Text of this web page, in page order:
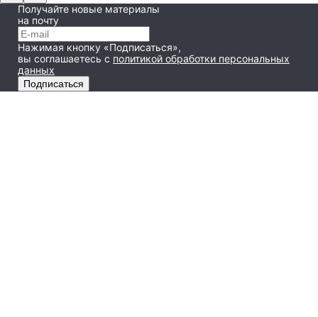
Получайте новые материалы
на почту
Нажимая кнопку «Подписаться»,
вы соглашаетесь с политикой обработки персональных
данных
Подписаться